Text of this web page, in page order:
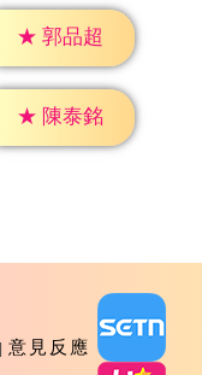
★ 郭品超
★ 陳泰銘
意見反應